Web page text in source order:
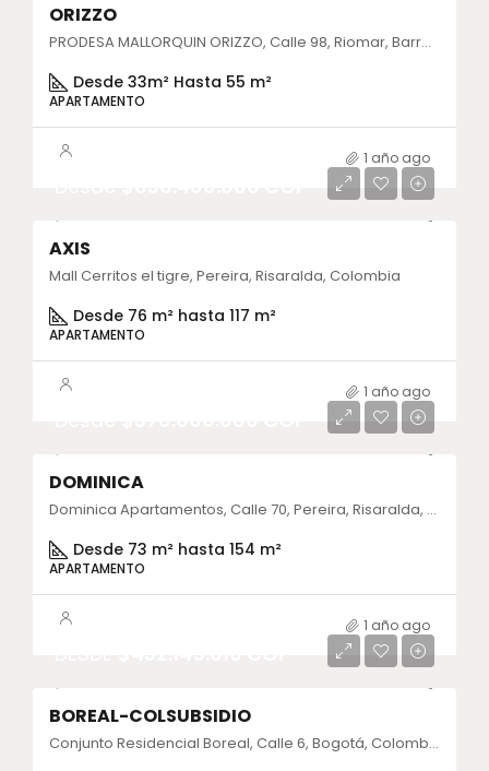
ORIZZO
PRODESA MALLORQUIN ORIZZO, Calle 98, Riomar, Barranquilla, Atlántico, Colombia
Desde 33m² Hasta 55 m²
APARTAMENTO
1 año ago
AXIS
Mall Cerritos el tigre, Pereira, Risaralda, Colombia
Desde 76 m² hasta 117 m²
APARTAMENTO
1 año ago
DOMINICA
Dominica Apartamentos, Calle 70, Pereira, Risaralda, Colombia
Desde 73 m² hasta 154 m²
APARTAMENTO
1 año ago
BOREAL-COLSUBSIDIO
Conjunto Residencial Boreal, Calle 6, Bogotá, Colombia